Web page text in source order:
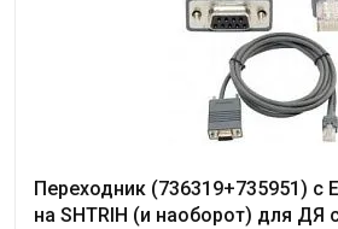
Переходник (736319+735951) с
на SHTRIH (и наоборот) для ДЯ